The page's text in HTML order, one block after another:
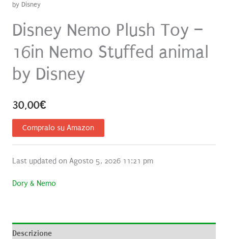
by Disney
Disney Nemo Plush Toy –
16in Nemo Stuffed animal
by Disney
30,00€
Compralo su Amazon
Last updated on Agosto 5, 2026 11:21 pm
Dory & Nemo
Descrizione